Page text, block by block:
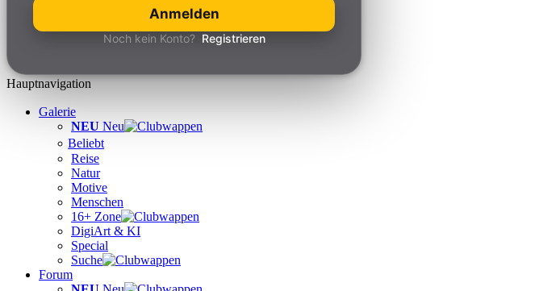
Anmelden
Noch kein Konto? Registrieren
Hauptnavigation
Galerie
NEU Neu
Beliebt
Reise
Natur
Motive
Menschen
16+ Zone
DigiArt & KI
Special
Suche
Forum